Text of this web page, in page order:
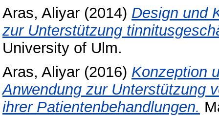
Aras, Aliyar (2014) Design und
zur Unterstützung
University of Ulm.
Aras, Aliyar (2016) Konzeption
Anwendung zur Unterstützung
ihrer Patientenbehandlungen.